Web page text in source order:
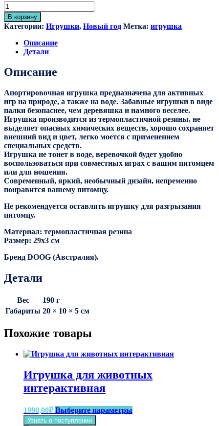
Количество
товара
Игрушка
для
собак
апортировочная
"Rudy"
В корзину
Категории: Игрушки, Новый год Метка: игрушка
Описание
Детали
Описание
Апортировочная игрушка предназначена для активных
игр на природе, а также на воде. Забавные игрушки в виде
палки безопаснее, чем деревяшка и намного веселее.
Игрушка производится из термопластичной резины, не
выделяет опасных химических веществ, хорошо сохраняет
внешний вид и цвет, легко моется с применением
специальных средств.
Игрушка не тонет в воде, веревочкой будет удобно
воспользоваться при совместных играх с вашим питомцем
или для ношения.
Современный, яркий, необычный дизайн, непременно
понравится вашему питомцу.
Не рекомендуется оставлять игрушку для разгрызания
питомцу.
Материал: термопластичная резина
Размер: 29х3 см
Бренд DOOG (Австралия).
Детали
Вес
190 г
Габариты 20 × 10 × 5 см
Похожие товары
Игрушка для животных
интерактивная
1990,00₽ Выберите параметрыЭтот
товар
Узнать о поступлении